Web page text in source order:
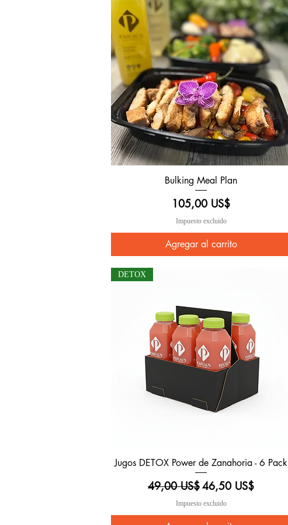
Vista rápida
Bulking Meal Plan
Precio
105,00 US$
Impuesto excluido
Agregar al carrito
Vista rápida
DETOX
Jugos DETOX Power de Zanahoria - 6 Pack
Precio
49,00 US$Precio de oferta
46,50 US$
Impuesto excluido